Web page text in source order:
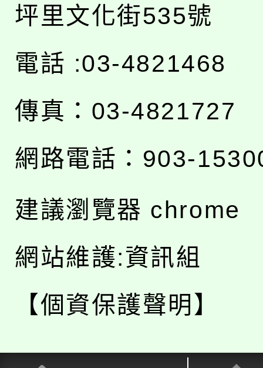
坪里文化街535號
電話 :03-4821468
傳真：03-4821727
網路電話：903-
建議瀏覽器 chrome
網站維護:資訊組
【個資保護聲明】